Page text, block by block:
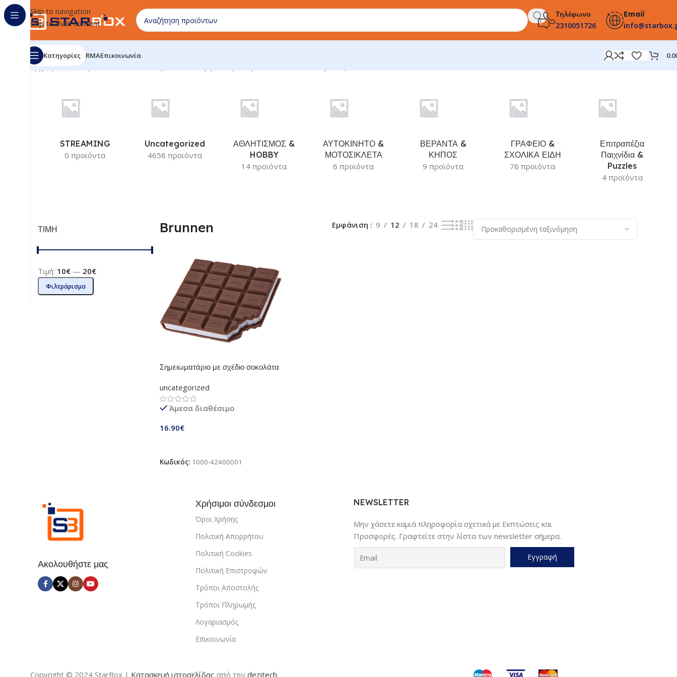
Skip to navigation
Skip to main content
Τηλέφωνο
2310051726
Email
Κατηγορίες RMAΕπικοινωνία
Αρχική σελίδα/
STREAMING
0 προϊόντα
Uncategorized
4658 προϊόντα
ΑΘΛΗΤΙΣΜΟΣ &
HOBBY
14 προϊόντα
ΑΥΤΟΚΙΝΗΤΟ &
ΜΟΤΟΣΙΚΛΕΤΑ
6 προϊόντα
ΒΕΡΑΝΤΑ &
ΚΗΠΟΣ
9 προϊόντα
ΓΡΑΦΕΙΟ &
ΣΧΟΛΙΚΑ ΕΙΔΗ
76 προϊόντα
Επιτραπέζια
Παιχνίδια &
Puzzles
4 προϊόντα
ΤΙΜΗ
Φιλτράρισμα
Τιμή: 10€ — 20€
Brunnen Εμφάνιση 9 12 18 24
Σημειωματάριο με σχέδιο σοκολάτα
uncategorized
Άμεσα διαθέσιμο
16.90€
Κωδικός: 1000-42400001
Ακολουθήστε μας
Χρήσιμοι σύνδεσμοι
Όροι Χρήσης
Πολιτική Απορρήτου
Πολιτική Cookies
Πολιτική Επιστροφών
Τρόποι Αποστολής
Τρόποι Πληρωμής
Λογαριασμός
Επικοινωνία
NEWSLETTER
Μην χάσετε καμιά πληροφορία σχετικά με Εκπτώσεις και
Προσφορές. Γραφτείτε στην λίστα των newsletter σήμερα.
Copyright © 2024 StarBox | Κατασκευή ιστοσελίδας από την dezitech.